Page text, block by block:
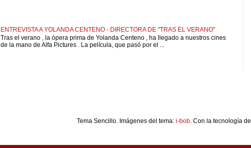
ENTREVISTA A YOLANDA CENTENO - DIRECTORA DE "TRAS EL VERANO"
Tras el verano , la ópera prima de Yolanda Centeno , ha llegado a nuestros cines
de la mano de Alfa Pictures . La película, que pasó por el ...
Tema Sencillo. Imágenes del tema: i-bob. Con la tecnología de